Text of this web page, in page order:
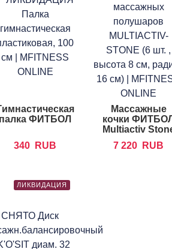
палка ФИТБОЛ
340 RUB
Массажные
кочки ФИТБОЛ
Multiactiv
7 220
RUB
ЛИКВИДАЦИЯ